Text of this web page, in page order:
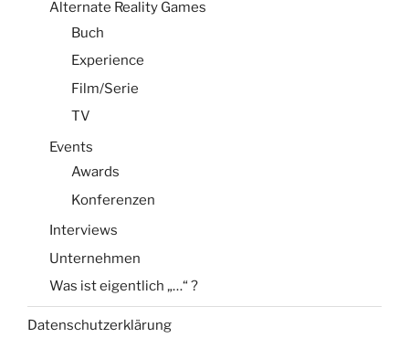
Alternate Reality Games
Buch
Experience
Film/Serie
TV
Events
Awards
Konferenzen
Interviews
Unternehmen
Was ist eigentlich „…“ ?
Datenschutzerklärung